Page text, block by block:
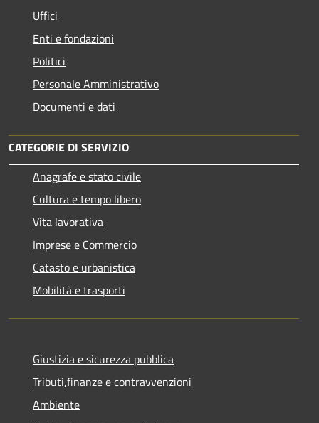
Uffici
Enti e fondazioni
Politici
Personale Amministrativo
Documenti e dati
CATEGORIE DI SERVIZIO
Anagrafe e stato civile
Cultura e tempo libero
Vita lavorativa
Imprese e Commercio
Catasto e urbanistica
Mobilità e trasporti
Giustizia e sicurezza pubblica
Tributi,finanze e contravvenzioni
Ambiente